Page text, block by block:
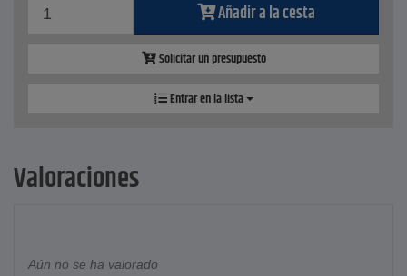
Añadir a la cesta
Solicitar un presupuesto
Entrar en la lista
Valoraciones
Aún no se ha valorado